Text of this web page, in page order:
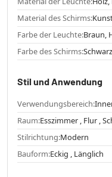
Material des Schirms:
Farbe der Leuchte:Braun,
Farbe des Schirms:
Stil und Anwendung
Verwendungsbereich:
Raum:Esszimmer , Flur ,
Stilrichtung:Modern
Bauform:Eckig , Länglich